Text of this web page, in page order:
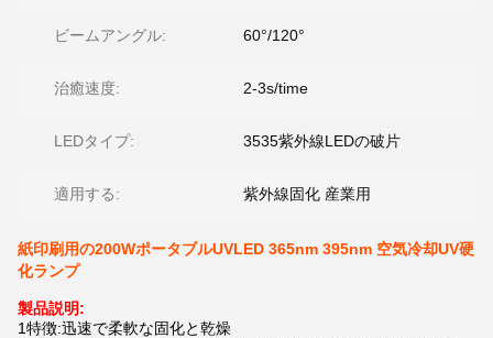
ビームアングル: 60°/120°
治癒速度: 2-3s/time
LEDタイプ: 3535紫外線LEDの破片
適用する: 紫外線固化 産業用
紙印刷用の200WポータブルUVLED 365nm 395nm 空気冷却UV硬
化ランプ
製品説明:
1特徴:迅速で柔軟な固化と乾燥